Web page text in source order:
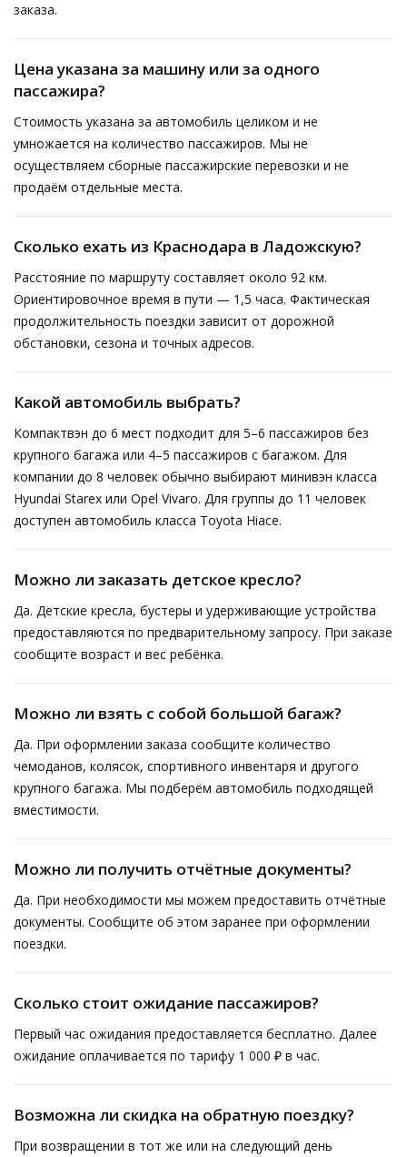
заказа.
Цена указана за машину или за одного
пассажира?
Стоимость указана за автомобиль целиком и не
умножается на количество пассажиров. Мы не
осуществляем сборные пассажирские перевозки и не
продаём отдельные места.
Сколько ехать из Краснодара в Ладожскую?
Расстояние по маршруту составляет около 92 км.
Ориентировочное время в пути — 1,5 часа. Фактическая
продолжительность поездки зависит от дорожной
обстановки, сезона и точных адресов.
Какой автомобиль выбрать?
Компактвэн до 6 мест подходит для 5–6 пассажиров без
крупного багажа или 4–5 пассажиров с багажом. Для
компании до 8 человек обычно выбирают минивэн класса
Hyundai Starex или Opel Vivaro. Для группы до 11 человек
доступен автомобиль класса Toyota Hiace.
Можно ли заказать детское кресло?
Да. Детские кресла, бустеры и удерживающие устройства
предоставляются по предварительному запросу. При заказе
сообщите возраст и вес ребёнка.
Можно ли взять с собой большой багаж?
Да. При оформлении заказа сообщите количество
чемоданов, колясок, спортивного инвентаря и другого
крупного багажа. Мы подберём автомобиль подходящей
вместимости.
Можно ли получить отчётные документы?
Да. При необходимости мы можем предоставить отчётные
документы. Сообщите об этом заранее при оформлении
поездки.
Сколько стоит ожидание пассажиров?
Первый час ожидания предоставляется бесплатно. Далее
ожидание оплачивается по тарифу 1 000 ₽ в час.
Возможна ли скидка на обратную поездку?
При возвращении в тот же или на следующий день